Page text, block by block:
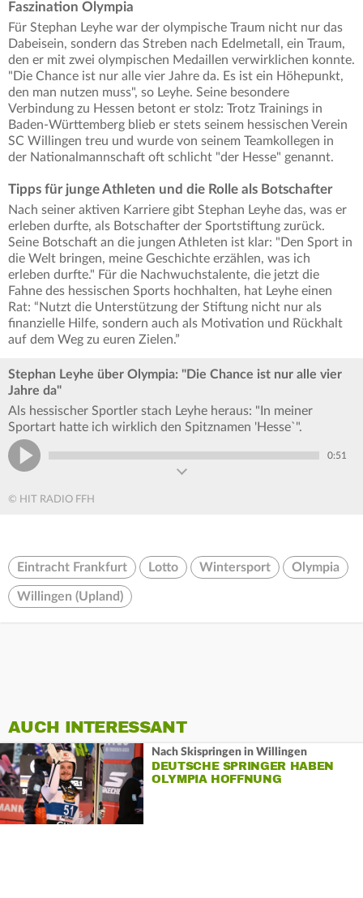
Faszination Olympia
Für Stephan Leyhe war der olympische Traum nicht nur das
Dabeisein, sondern das Streben nach Edelmetall, ein Traum,
den er mit zwei olympischen Medaillen verwirklichen konnte.
"Die Chance ist nur alle vier Jahre da. Es ist ein Höhepunkt,
den man nutzen muss", so Leyhe. Seine besondere
Verbindung zu Hessen betont er stolz: Trotz Trainings in
Baden-Württemberg blieb er stets seinem hessischen Verein
SC Willingen treu und wurde von seinem Teamkollegen in
der Nationalmannschaft oft schlicht "der Hesse" genannt.
Tipps für junge Athleten und die Rolle als Botschafter
Nach seiner aktiven Karriere gibt Stephan Leyhe das, was er
erleben durfte, als Botschafter der Sportstiftung zurück.
Seine Botschaft an die jungen Athleten ist klar: "Den Sport in
die Welt bringen, meine Geschichte erzählen, was ich
erleben durfte." Für die Nachwuchstalente, die jetzt die
Fahne des hessischen Sports hochhalten, hat Leyhe einen
Rat: “Nutzt die Unterstützung der Stiftung nicht nur als
finanzielle Hilfe, sondern auch als Motivation und Rückhalt
auf dem Weg zu euren Zielen.”
Stephan Leyhe über Olympia: "Die Chance ist nur alle vier
Jahre da"
Als hessischer Sportler stach Leyhe heraus: "In meiner
Sportart hatte ich wirklich den Spitznamen 'Hesse`".
0:51
© HIT RADIO FFH
Eintracht Frankfurt Lotto Wintersport Olympia
Willingen (Upland)
AUCH INTERESSANT
Nach Skispringen in Willingen
DEUTSCHE SPRINGER HABEN
OLYMPIA HOFFNUNG